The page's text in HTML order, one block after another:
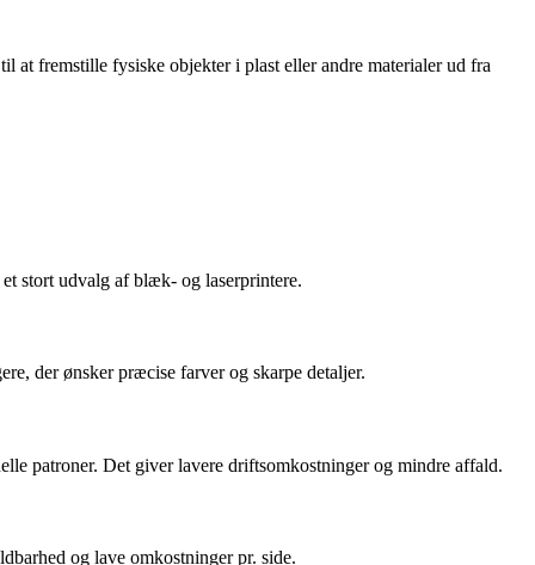
at fremstille fysiske objekter i plast eller andre materialer ud fra
stort udvalg af blæk- og laserprintere.
der ønsker præcise farver og skarpe detaljer.
patroner. Det giver lavere driftsomkostninger og mindre affald.
og lave omkostninger pr. side.